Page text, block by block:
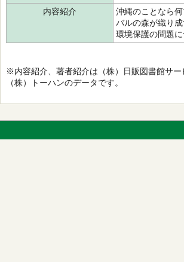
内容紹介
沖縄のことなら
バルの森が織り
環境保護の問題に
※内容紹介、著者紹介は（株）日販図書館サー
（株）トーハンのデータです。